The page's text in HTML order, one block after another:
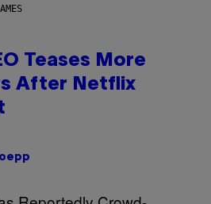
Teases More
After Netflix